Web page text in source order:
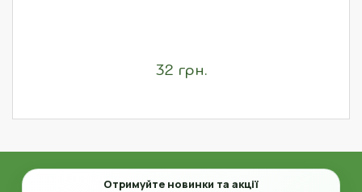
32 грн.
Email
Отримуйте новинки та акції